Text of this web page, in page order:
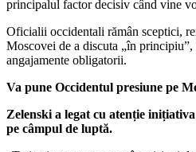
principalul factor decisiv când vine
Oficialii occidentali rămân sceptici,
Moscovei de a discuta „în
angajamente obligatorii.
Va pune Occidentul presiune pe
Zelenski a legat cu atenție
pe câmpul de luptă.